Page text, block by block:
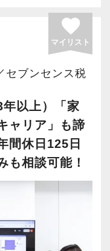
可能
favorite
マイリスト
セブンセンス税
以上）「家
ャリア」も諦
間休日125日
も相談可能！